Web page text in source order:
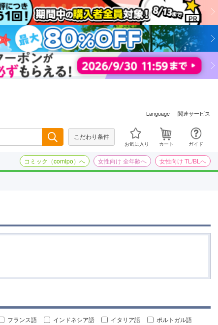
Language 関連サービス
こだわり条件
お気に入り カート ガイド
コミック（comipo）へ 女性向け 全年齢へ 女性向け TL/BLへ
フランス語 インドネシア語 イタリア語
ポルトガル語